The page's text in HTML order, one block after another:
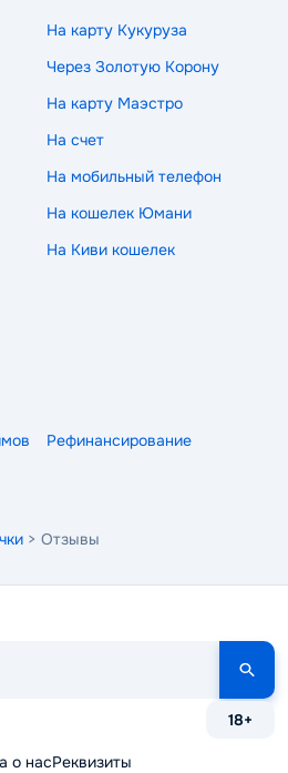
На карту Кукуруза
Через Золотую Корону
На карту Маэстро
На счет
На мобильный телефон
На кошелек Юмани
На Киви кошелек
Рефинансирование
> Отзывы
18+
о насРеквизиты